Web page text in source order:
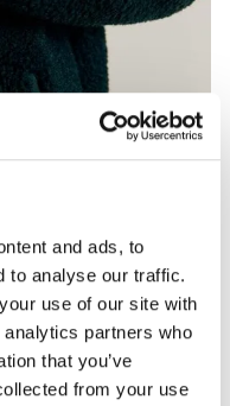
and ads, to
to analyse our traffic.
use of our site with
partners who
that you’ve
from your use